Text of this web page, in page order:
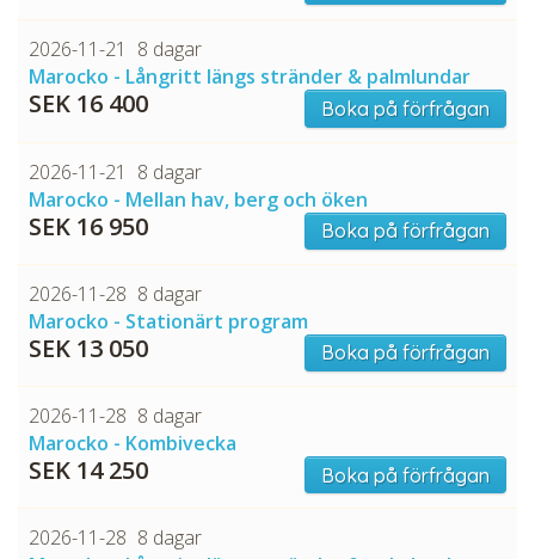
2026-11-21
8 dagar
Marocko - Långritt längs stränder & palmlundar
SEK 16 400 Boka på förfrågan
2026-11-21
8 dagar
Marocko - Mellan hav, berg och öken
SEK 16 950 Boka på förfrågan
2026-11-28 8 dagar
Marocko - Stationärt program
SEK 13 050 Boka på förfrågan
2026-11-28 8 dagar
Marocko - Kombivecka
SEK 14 250 Boka på förfrågan
2026-11-28 8 dagar